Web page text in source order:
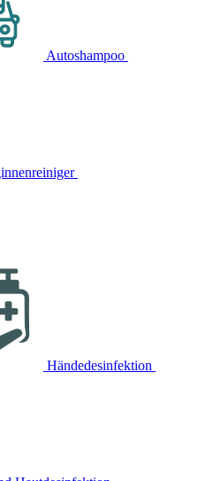
Autoshampoo
Händedesinfektion